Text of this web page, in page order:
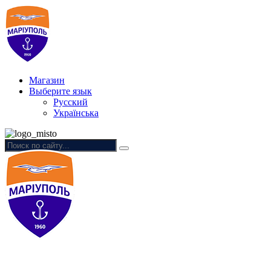
Магазин
Выберите язык
Русский
Українська